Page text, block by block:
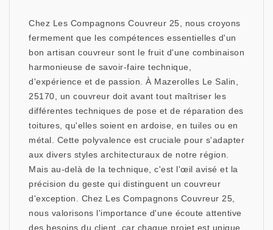
Chez Les Compagnons Couvreur 25, nous croyons
fermement que les compétences essentielles d'un
bon artisan couvreur sont le fruit d'une combinaison
harmonieuse de savoir-faire technique,
d'expérience et de passion. À Mazerolles Le Salin,
25170, un couvreur doit avant tout maîtriser les
différentes techniques de pose et de réparation des
toitures, qu'elles soient en ardoise, en tuiles ou en
métal. Cette polyvalence est cruciale pour s'adapter
aux divers styles architecturaux de notre région.
Mais au-delà de la technique, c'est l'œil avisé et la
précision du geste qui distinguent un couvreur
d'exception. Chez Les Compagnons Couvreur 25,
nous valorisons l'importance d'une écoute attentive
des besoins du client, car chaque projet est unique